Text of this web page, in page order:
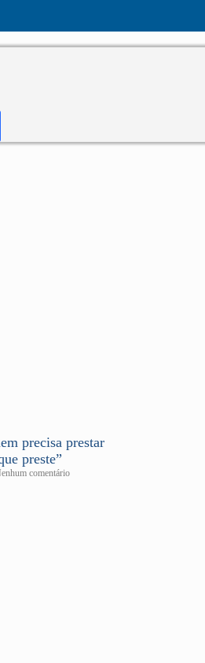
precisa prestar
preste”
comentário